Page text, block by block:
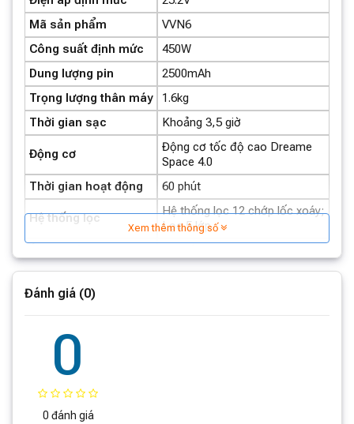
7 bước giảm ồn
Bộ thu: 0,5 l
Công nghệ pin sạc Li-ion.
Thời lượng pin: 60 phút
Điện áp: 25,2 V
Trọng lượng: 1,6kg
Động cơ tốc độ cao: 125.000 vòng/phút
Hệ thống làm sạch 12 lốc xoáy.
Quá trình lọc 5 giai đoạn
Xử lý 99,97% các hạt bụi có kích thước micron.
Mã sản phẩm
VVN6
Công suất định mức
450W
Dung lượng pin
2500mAh
Trọng lượng thân máy
1.6kg
Thời gian sạc
Khoảng 3,5 giờ
Động cơ
Động cơ tốc độ cao Dreame
Space 4.0
Thời gian hoạt động
60 phút
Hệ thống lọc
Hệ thống lọc 12 chớp lốc xoáy;
Lọc 5 lớp
Công suất hút
lên đến 150AW
Dung tích tối đa hộp
Xem thêm thông số
Đánh giá (0)
0
0 đánh giá